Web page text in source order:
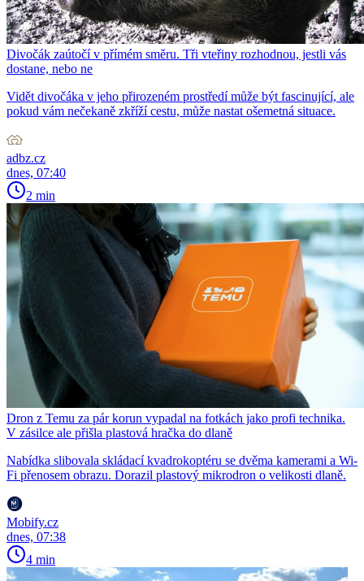
Divočák zaútočí v přímém směru. Tři vteřiny rozhodnou, jestli vás
dostane, nebo ne
Vidět divočáka v jeho přirozeném prostředí může být fascinující, ale
pokud vám nečekaně zkříží cestu, může nastat ošemetná situace.
adbz.cz
dnes, 07:40
2 min
Dron z Temu za pár korun vypadal na fotkách jako profi technika.
V zásilce ale přišla plastová hračka do dlaně
Nabídka slibovala skládací kvadrokoptéru se dvěma kamerami a Wi-
Fi přenosem obrazu. Dorazil plastový mikrodron o velikosti dlaně.
Mobify.cz
dnes, 07:38
4 min